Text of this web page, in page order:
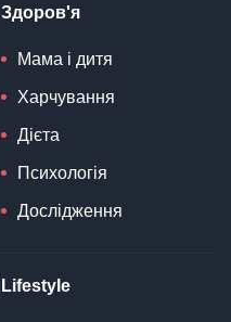
Здоров'я
Мама і дитя
Харчування
Дієта
Психологія
Дослідження
Lifestyle